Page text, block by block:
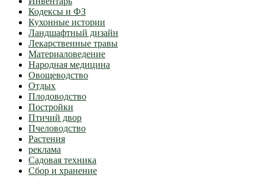
Кодексы и ФЗ
Кухонные истории
Ландшафтный дизайн
Лекарственные травы
Материаловедение
Народная медицина
Овощеводство
Отдых
Плодоводство
Постройки
Птичий двор
Пчеловодство
Растения
реклама
Садовая техника
Сбор и хранение